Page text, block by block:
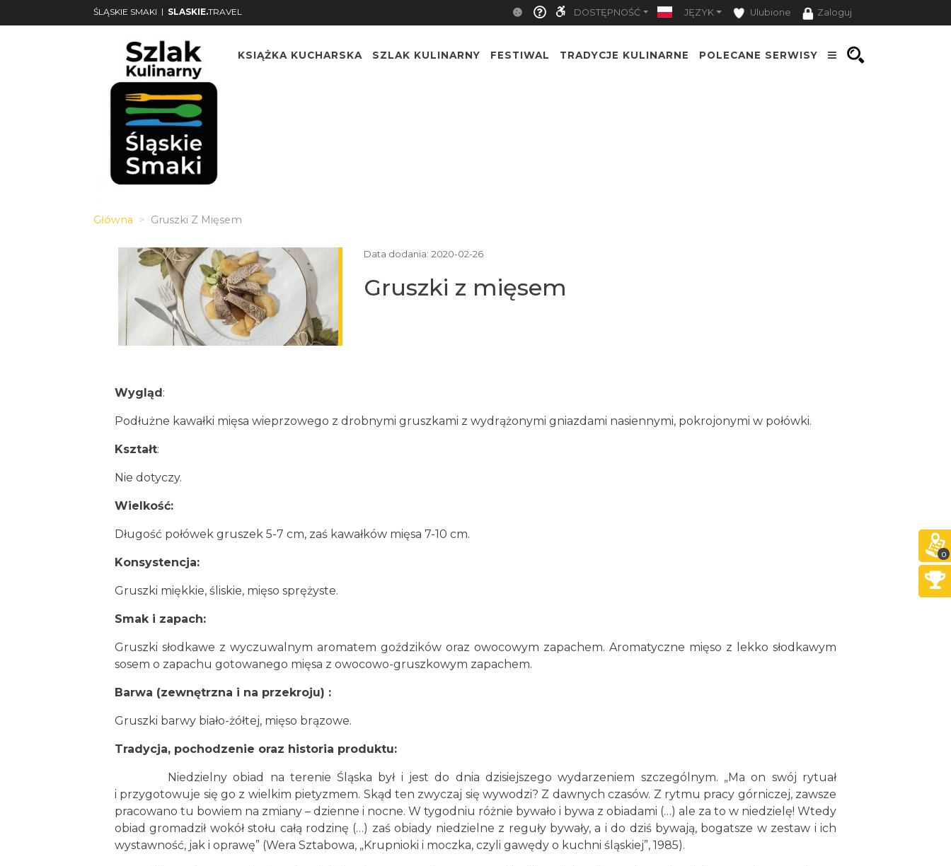
ŚLĄSKIE SMAKI | SLASKIE.TRAVEL DOSTĘPNOŚĆ JĘZYK Ulubione Zaloguj
KSIĄŻKA KUCHARSKA SZLAK KULINARNY FESTIWAL TRADYCJE KULINARNE POLECANE SERWISY
Główna Gruszki Z Mięsem
Data dodania: 2020-02-26
Gruszki z mięsem
Wygląd:
Podłużne kawałki mięsa wieprzowego z drobnymi gruszkami z wydrążonymi gniazdami nasiennymi, pokrojonymi w połówki.
Kształt:
Nie dotyczy.
Wielkość:
Długość połówek gruszek 5-7 cm, zaś kawałków mięsa 7-10 cm.
Konsystencja:
Gruszki miękkie, śliskie, mięso sprężyste.
Smak i zapach:
Gruszki słodkawe z wyczuwalnym aromatem goździków oraz owocowym zapachem. Aromatyczne mięso z lekko słodkawym
sosem o zapachu gotowanego mięsa z owocowo-gruszkowym zapachem.
Barwa (zewnętrzna i na przekroju) :
Gruszki barwy biało-żółtej, mięso brązowe.
Tradycja, pochodzenie oraz historia produktu:
Niedzielny obiad na terenie Śląska był i jest do dnia dzisiejszego wydarzeniem szczególnym. „Ma on swój rytuał
i przygotowuje się go z wielkim pietyzmem. Skąd ten zwyczaj się wywodzi? Z dawnych czasów. Z rytmu pracy górniczej, zawsze
pracowano tu bowiem na zmiany – dzienne i nocne. W tygodniu różnie bywało i bywa z obiadami (…) ale za to w niedzielę! Wtedy
obiad gromadził wokół stołu całą rodzinę (…) zaś obiady niedzielne z reguły bywały, a i do dziś bywają, bogatsze w zestaw i ich
wystawność, jak i oprawę” (Wera Sztabowa, „Krupnioki i moczka, czyli gawędy o kuchni śląskiej”, 1985).
0